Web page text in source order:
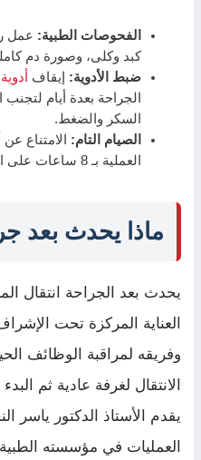
الفحوصات الطبية: عمل
كبد وكلى، وصورة دم
ضبط الأدوية: إيقاف
الجراحة بعدة أيام
السكر والضغط.
الصيام التام: الامتناع
العملية بـ 8 ساعات على الأقل لتأمين التخدير الكامل.
ماذا يحدث بعد
يحدث بعد الجراحة انتقال
العناية المركزة تحت
وفريقه لمراقبة الوظائف
الانتقال لغرفة عادية ثم
يقدم الأستاذ الدكتور ياسر
العمليات في مؤسسته